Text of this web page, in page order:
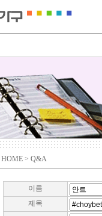
HOME > Q&A
이름
제목